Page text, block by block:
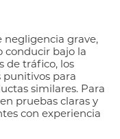
negligencia grave,
conducir bajo la
de tráfico, los
punitivos para
similares. Para
pruebas claras y
con experiencia